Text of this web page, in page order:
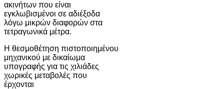
ακινήτων που είναι
εγκλωβισμένοι σε αδιέξοδα
λόγω μικρών διαφορών στα
τετραγωνικά μέτρα.
Η θεσμοθέτηση πιστοποιημένου
μηχανικού με δικαίωμα
υπογραφής για τις χιλιάδες
χωρικές μεταβολές που
έρχονται